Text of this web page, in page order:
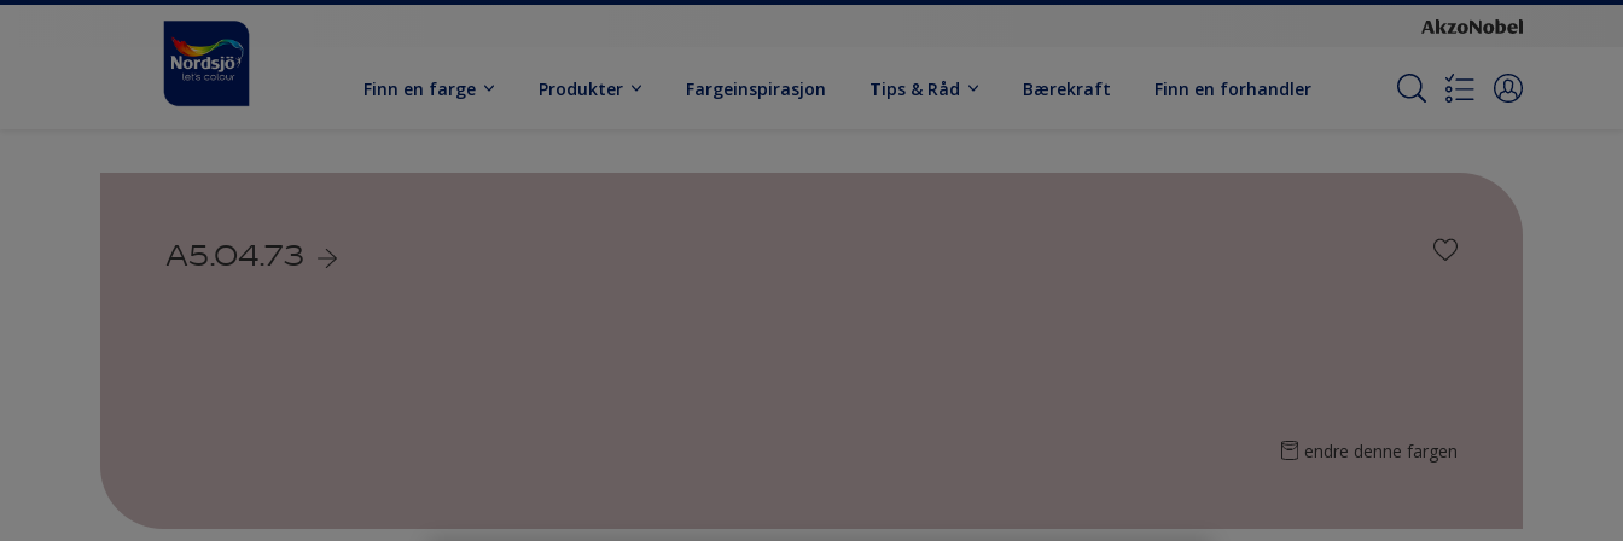
Finn en farge Produkter Fargeinspirasjon Tips & Råd Bærekraft Finn en forhandler
A5.04.73
endre denne fargen